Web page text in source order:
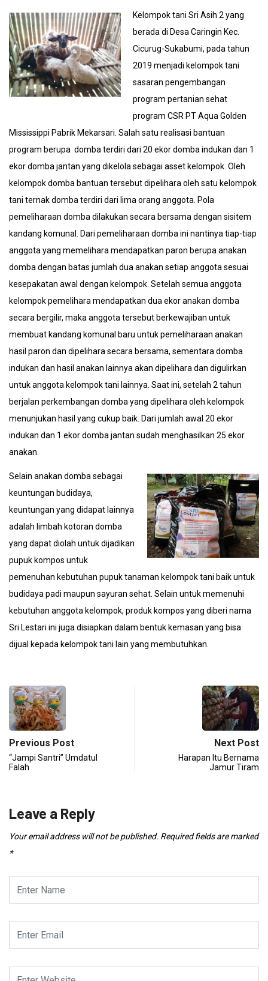
Kelompok tani Sri Asih 2 yang
berada di Desa Caringin Kec.
Cicurug-Sukabumi, pada tahun
2019 menjadi kelompok tani
sasaran pengembangan
program pertanian sehat
program CSR PT Aqua Golden
Mississippi Pabrik Mekarsari. Salah satu realisasi bantuan
program berupa domba terdiri dari 20 ekor domba indukan dan 1
ekor domba jantan yang dikelola sebagai asset kelompok. Oleh
kelompok domba bantuan tersebut dipelihara oleh satu kelompok
tani ternak domba terdiri dari lima orang anggota. Pola
pemeliharaan domba dilakukan secara bersama dengan sisitem
kandang komunal. Dari pemeliharaan domba ini nantinya tiap-tiap
anggota yang memelihara mendapatkan paron berupa anakan
domba dengan batas jumlah dua anakan setiap anggota sesuai
kesepakatan awal dengan kelompok. Setelah semua anggota
kelompok pemelihara mendapatkan dua ekor anakan domba
secara bergilir, maka anggota tersebut berkewajiban untuk
membuat kandang komunal baru untuk pemeliharaan anakan
hasil paron dan dipelihara secara bersama, sementara domba
indukan dan hasil anakan lainnya akan dipelihara dan digulirkan
untuk anggota kelompok tani lainnya. Saat ini, setelah 2 tahun
berjalan perkembangan domba yang dipelihara oleh kelompok
menunjukan hasil yang cukup baik. Dari jumlah awal 20 ekor
indukan dan 1 ekor domba jantan sudah menghasilkan 25 ekor
anakan.
Selain anakan domba sebagai
keuntungan budidaya,
keuntungan yang didapat lainnya
adalah limbah kotoran domba
yang dapat diolah untuk dijadikan
pupuk kompos untuk
pemenuhan kebutuhan pupuk tanaman kelompok tani baik untuk
budidaya padi maupun sayuran sehat. Selain untuk memenuhi
kebutuhan anggota kelompok, produk kompos yang diberi nama
Sri Lestari ini juga disiapkan dalam bentuk kemasan yang bisa
dijual kepada kelompok tani lain yang membutuhkan.
Previous Post
“Jampi Santri” Umdatul
Falah
Next Post
Harapan Itu Bernama
Jamur Tiram
Leave a Reply
Your email address will not be published. Required fields are marked
*